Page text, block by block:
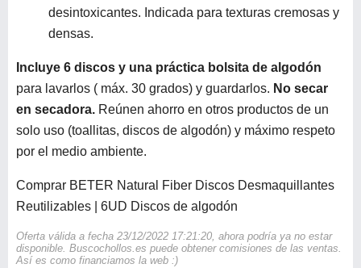
desintoxicantes. Indicada para texturas cremosas y
densas.
Incluye 6 discos y una práctica bolsita de algodón
para lavarlos ( máx. 30 grados) y guardarlos. No secar
en secadora. Reúnen ahorro en otros productos de un
solo uso (toallitas, discos de algodón) y máximo respeto
por el medio ambiente.
Comprar BETER Natural Fiber Discos Desmaquillantes
Reutilizables | 6UD Discos de algodón
Oferta válida a fecha 23/12/2022 17:21:20, ahora podría ya no estar
disponible. Buscochollos.es puede obtener comisiones de las ventas.
Así es como financiamos la web :)